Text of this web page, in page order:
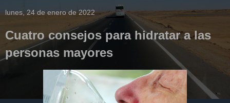
lunes, 24 de enero de 2022
Cuatro consejos para hidratar a las
personas mayores